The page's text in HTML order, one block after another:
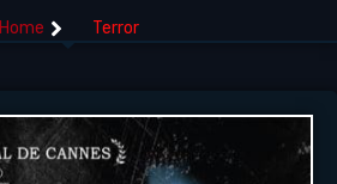
Home Terror